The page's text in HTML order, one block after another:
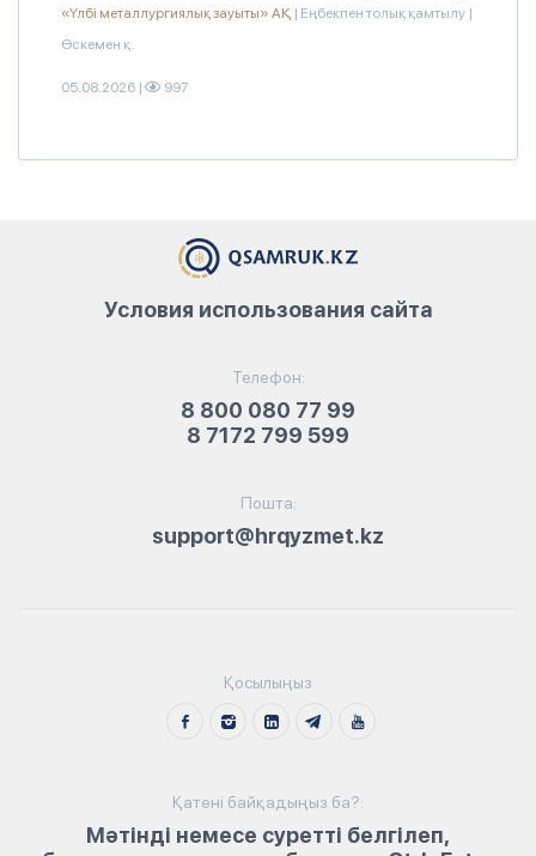
«Үлбі металлургиялық зауыты» АҚ | Еңбекпен толық қамтылу |
Өскемен қ.
05.08.2026 | 997
Телефон:
8 800 080 77 99
8 7172 799 599
Пошта:
support@hrqyzmet.kz
Условия использования сайта
Қосылыңыз
Қатені байқадыңыз ба?:
Мәтінді немесе суретті белгілеп,